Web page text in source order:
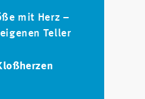
mit Herz –
Teller